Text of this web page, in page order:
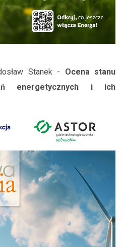
Stanek - Ocena stanu
energetycznych i ich